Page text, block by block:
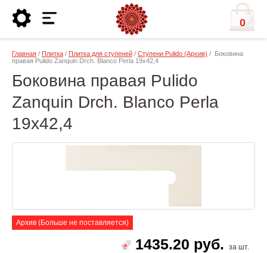
0
Главная / Плитка / Плитка для ступеней / Ступени Pulido (Архив) / Боковина
правая Pulido Zanquin Drch. Blanco Perla 19х42,4
Боковина правая Pulido
Zanquin Drch. Blanco Perla
19х42,4
Архив (Больше не поставляется)
1435.20 руб. за шт.